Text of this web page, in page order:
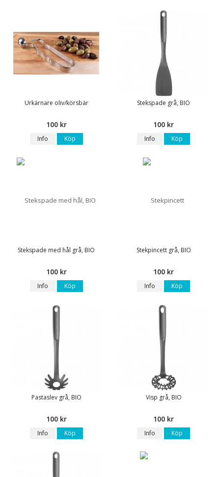
Urkärnare oliv/körsbär
100 kr
Info Köp
Stekspade grå, BIO
100 kr
Info Köp
Stekspade med hål grå, BIO
100 kr
Info Köp
Stekpincett grå, BIO
100 kr
Info Köp
Pastaslev grå, BIO
100 kr
Info Köp
Visp grå, BIO
100 kr
Info Köp